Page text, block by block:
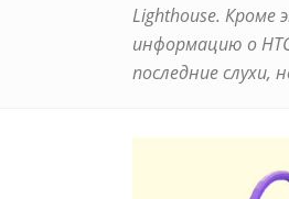
Lighthouse. Кроме
информацию о
последние слухи,